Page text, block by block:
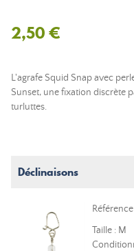
2,50 €
L'agrafe Squid Snap avec
Sunset, une fixation discrète
turluttes.
Déclinaisons
Taille : M